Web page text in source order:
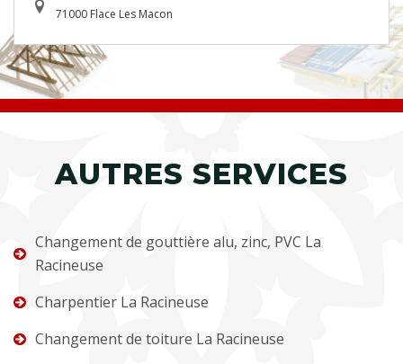
71000 Flace Les Macon
AUTRES SERVICES
Changement de gouttière alu, zinc, PVC La
Racineuse
Charpentier La Racineuse
Changement de toiture La Racineuse